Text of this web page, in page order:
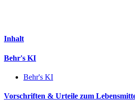
Inhalt
Behr's KI
Behr's KI
Vorschriften & Urteile zum